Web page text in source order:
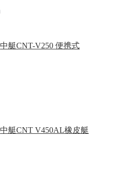
中艇CNT-V250 便携式
中艇CNT V450AL橡皮艇